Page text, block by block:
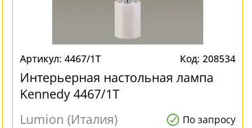
4467/1T 208534
Интерьерная настольная лампа
Kennedy 4467/1T
Lumion (Италия)
По запросу